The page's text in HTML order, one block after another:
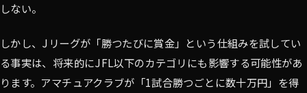
しない。
しかし、Jリーグが「勝つたびに賞金」という仕組みを試してい
る事実は、将来的にJFL以下のカテゴリにも影響する可能性があ
ります。アマチュアクラブが「1試合勝つごとに数十万円」を得